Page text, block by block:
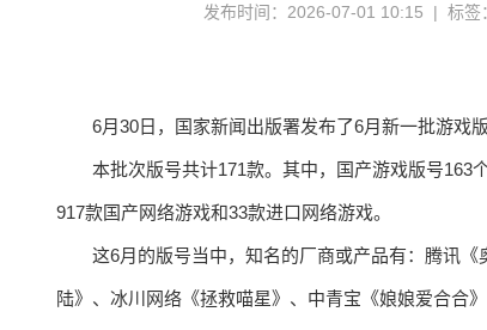
发布时间：2026-07-01 10:15 | 标签
6月30日，国家新闻出版署发布了6月新一批游戏版
本批次版号共计171款。其中，国产游戏版号163
917款国产网络游戏和33款进口网络游戏。
这6月的版号当中，知名的厂商或产品有：腾讯
陆》、冰川网络《拯救喵星》、中青宝《娘娘爱合合